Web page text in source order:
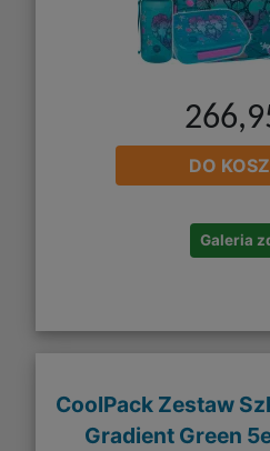
DO
Galeria
CoolPack Zestaw
Gradient Green